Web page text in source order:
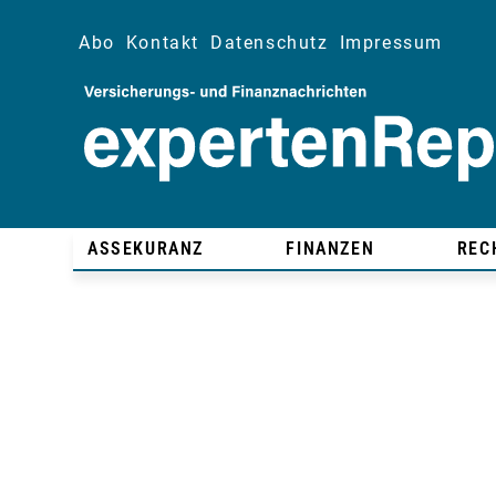
Abo Kontakt Datenschutz Impressum
ASSEKURANZ FINANZEN